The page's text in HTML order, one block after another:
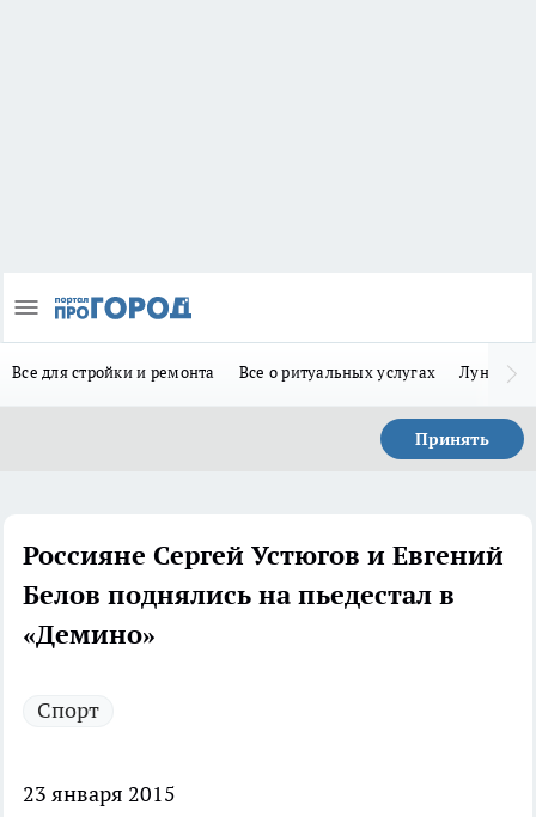
Все для стройки и ремонта Все о ритуальных услугах Лунно-
Принять
Россияне Сергей Устюгов и Евгений
Белов поднялись на пьедестал в
«Демино»
Спорт
23 января 2015